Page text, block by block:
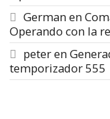
Germanen
Operando con la
peteren
temporizador 555